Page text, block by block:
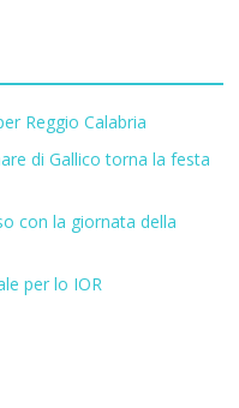
Reggio Calabria
di Gallico torna la festa
con la giornata della
per lo IOR